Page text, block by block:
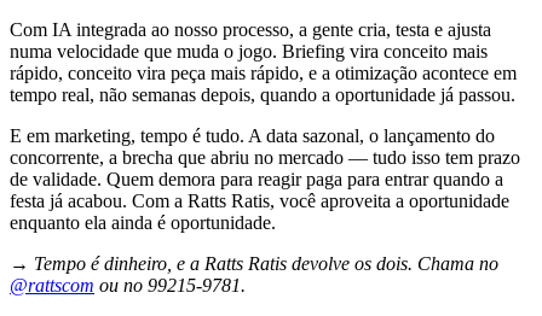
Com IA integrada ao nosso processo, a gente cria, testa e ajusta
numa velocidade que muda o jogo. Briefing vira conceito mais
rápido, conceito vira peça mais rápido, e a otimização acontece em
tempo real, não semanas depois, quando a oportunidade já passou.
E em marketing, tempo é tudo. A data sazonal, o lançamento do
concorrente, a brecha que abriu no mercado — tudo isso tem prazo
de validade. Quem demora para reagir paga para entrar quando a
festa já acabou. Com a Ratts Ratis, você aproveita a oportunidade
enquanto ela ainda é oportunidade.
→ Tempo é dinheiro, e a Ratts Ratis devolve os dois. Chama no
@rattscom ou no 99215-9781.